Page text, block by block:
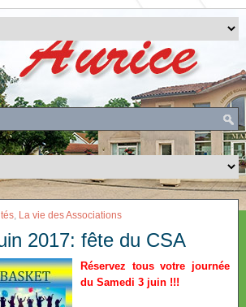
, La vie des Associations
2017: fête du CSA
Réservez tous votre journée
du Samedi 3 juin !!!